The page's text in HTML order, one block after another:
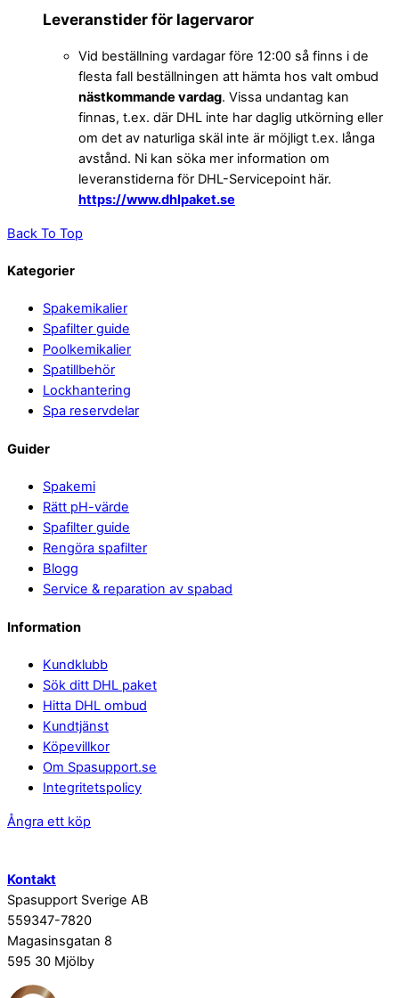
Leveranstider för lagervaror
Vid beställning vardagar före 12:00 så finns i de
flesta fall beställningen att hämta hos valt ombud
nästkommande vardag. Vissa undantag kan
finnas, t.ex. där DHL inte har daglig utkörning eller
om det av naturliga skäl inte är möjligt t.ex. långa
avstånd. Ni kan söka mer information om
leveranstiderna för DHL-Servicepoint här.
https://www.dhlpaket.se
Back To Top
Kategorier
Spakemikalier
Spafilter guide
Poolkemikalier
Spatillbehör
Lockhantering
Spa reservdelar
Guider
Spakemi
Rätt pH-värde
Spafilter guide
Rengöra spafilter
Blogg
Service & reparation av spabad
Information
Kundklubb
Sök ditt DHL paket
Hitta DHL ombud
Kundtjänst
Köpevillkor
Om Spasupport.se
Integritetspolicy
Ångra ett köp
Kontakt
Spasupport Sverige AB
559347-7820
Magasinsgatan 8
595 30 Mjölby